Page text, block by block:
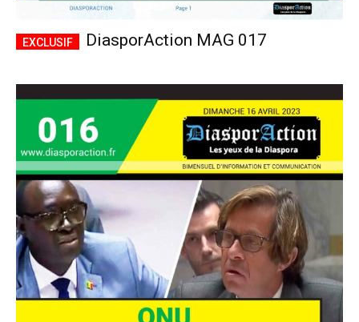
DiasporAction MAG 017